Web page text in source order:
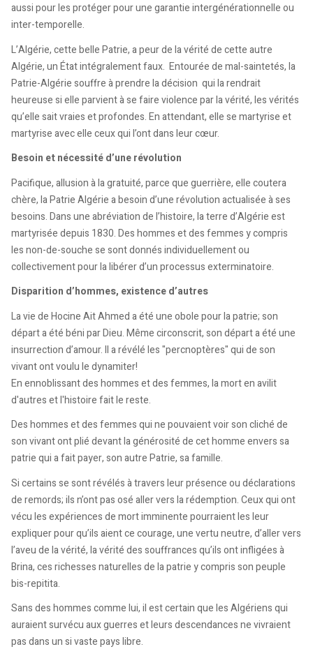
aussi pour les protéger pour une garantie intergénérationnelle ou
inter-temporelle.
L’Algérie, cette belle Patrie, a peur de la vérité de cette autre
Algérie, un État intégralement faux. Entourée de mal-saintetés, la
Patrie-Algérie souffre à prendre la décision qui la rendrait
heureuse si elle parvient à se faire violence par la vérité, les vérités
qu’elle sait vraies et profondes. En attendant, elle se martyrise et
martyrise avec elle ceux qui l’ont dans leur cœur.
Besoin et nécessité d’une révolution
Pacifique, allusion à la gratuité, parce que guerrière, elle coutera
chère, la Patrie Algérie a besoin d’une révolution actualisée à ses
besoins. Dans une abréviation de l’histoire, la terre d’Algérie est
martyrisée depuis 1830. Des hommes et des femmes y compris
les non-de-souche se sont donnés individuellement ou
collectivement pour la libérer d’un processus exterminatoire.
Disparition d’hommes, existence d’autres
La vie de Hocine Ait Ahmed a été une obole pour la patrie; son
départ a été béni par Dieu. Même circonscrit, son départ a été une
insurrection d’amour. Il a révélé les "percnoptères" qui de son
vivant ont voulu le dynamiter!
En ennoblissant des hommes et des femmes, la mort en avilit
d'autres et l'histoire fait le reste.
Des hommes et des femmes qui ne pouvaient voir son cliché de
son vivant ont plié devant la générosité de cet homme envers sa
patrie qui a fait payer, son autre Patrie, sa famille.
Si certains se sont révélés à travers leur présence ou déclarations
de remords; ils n’ont pas osé aller vers la rédemption. Ceux qui ont
vécu les expériences de mort imminente pourraient les leur
expliquer pour qu’ils aient ce courage, une vertu neutre, d’aller vers
l’aveu de la vérité, la vérité des souffrances qu’ils ont infligées à
Brina, ces richesses naturelles de la patrie y compris son peuple
bis-repitita.
Sans des hommes comme lui, il est certain que les Algériens qui
auraient survécu aux guerres et leurs descendances ne vivraient
pas dans un si vaste pays libre.